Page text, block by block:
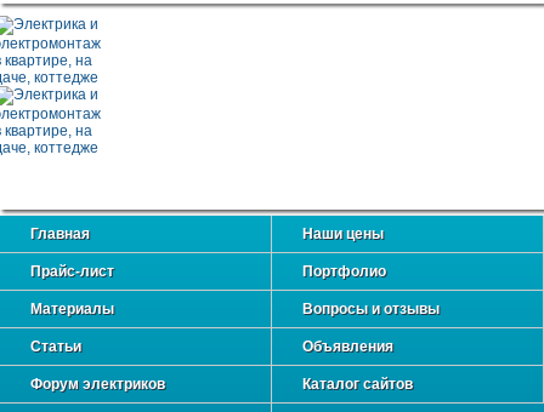
Главная Наши цены
Прайс-лист Портфолио
Материалы Вопросы и отзывы
Статьи Объявления
Форум электриков Каталог сайтов